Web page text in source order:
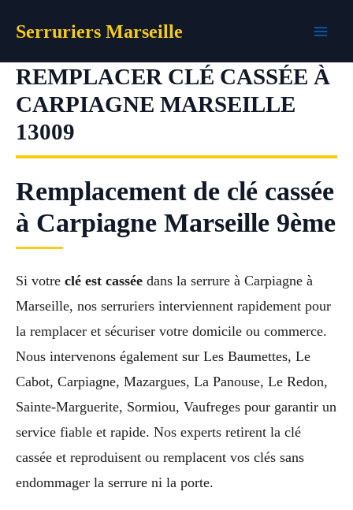
Serruriers Marseille
REMPLACER CLÉ CASSÉE À
CARPIAGNE MARSEILLE
13009
Remplacement de clé cassée
à Carpiagne Marseille 9ème
Si votre clé est cassée dans la serrure à Carpiagne à
Marseille, nos serruriers interviennent rapidement pour
la remplacer et sécuriser votre domicile ou commerce.
Nous intervenons également sur Les Baumettes, Le
Cabot, Carpiagne, Mazargues, La Panouse, Le Redon,
Sainte-Marguerite, Sormiou, Vaufreges pour garantir un
service fiable et rapide. Nos experts retirent la clé
cassée et reproduisent ou remplacent vos clés sans
endommager la serrure ni la porte.